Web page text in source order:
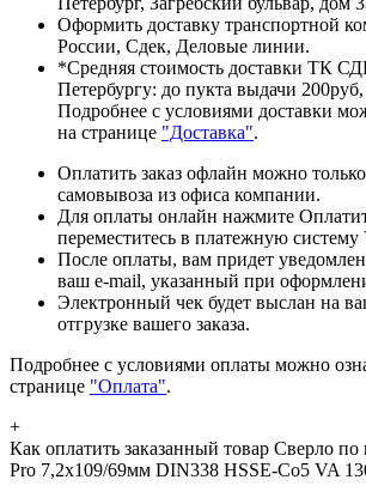
Оформить доставку транспортной
России, Сдек, Деловые линии.
*Средняя стоимость доставки ТК
Петербургу: до пукта выдачи
Подробнее с условиями доставки
на странице "Доставка".
Оплатить заказ офлайн можно
самовывоза из офиса компании.
Для оплаты онлайн нажмите
переместитесь в платежную систему
После оплаты, вам придет
ваш e-mail, указанный при
Электронный чек будет выслан на
отгрузке вашего заказа.
Подробнее с условиями оплаты можно
странице "Оплата".
+
Как оплатить заказанный товар Сверло по
Pro 7,2x109/69мм DIN338 HSSE-Co5 VA